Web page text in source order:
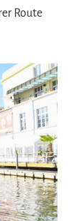
Route